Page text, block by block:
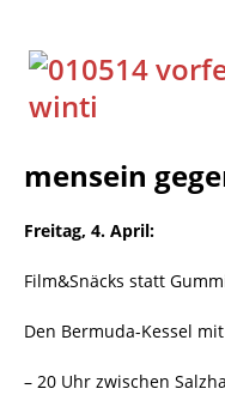
mensein
Freitag, 4. April:
Film&Snäcks statt
Den Bermuda-Kessel
– 20 Uhr zwischen